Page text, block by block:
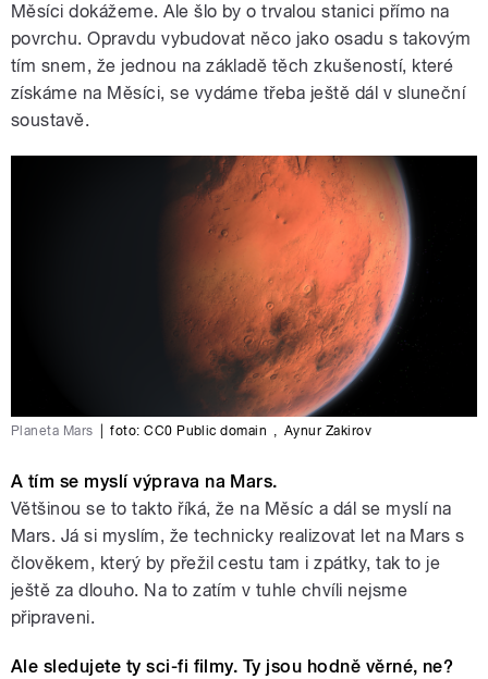
Měsíci dokážeme. Ale šlo by o trvalou stanici přímo na
povrchu. Opravdu vybudovat něco jako osadu s takovým
tím snem, že jednou na základě těch zkušeností, které
získáme na Měsíci, se vydáme třeba ještě dál v sluneční
soustavě.
Planeta Mars foto: CC0 Public domain , Aynur Zakirov
A tím se myslí výprava na Mars.
Většinou se to takto říká, že na Měsíc a dál se myslí na
Mars. Já si myslím, že technicky realizovat let na Mars s
člověkem, který by přežil cestu tam i zpátky, tak to je
ještě za dlouho. Na to zatím v tuhle chvíli nejsme
připraveni.
Ale sledujete ty sci-fi filmy. Ty jsou hodně věrné, ne?